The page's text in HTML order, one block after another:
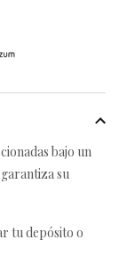
bajo un
su
tu depósito o